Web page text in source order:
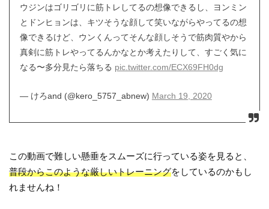
ウジンはゴリゴリに筋トレしてるの想像できるし、ヨンミン
とドンヒョンは、キツそうな顔して笑いながらやってるの想
像できるけど、ウンくんってそんな顔しそうで筋肉質やから
真剣に筋トレやってるんかなとか考えたりして、すごく気に
なる〜多分見たら落ちる pic.twitter.com/ECX69FH0dg
— けろand (@kero_5757_abnew) March 19, 2020
この動画で難しい懸垂をスムーズに行っている姿を見ると、
普段からこのような厳しいトレーニングをしているのかもし
れませんね！